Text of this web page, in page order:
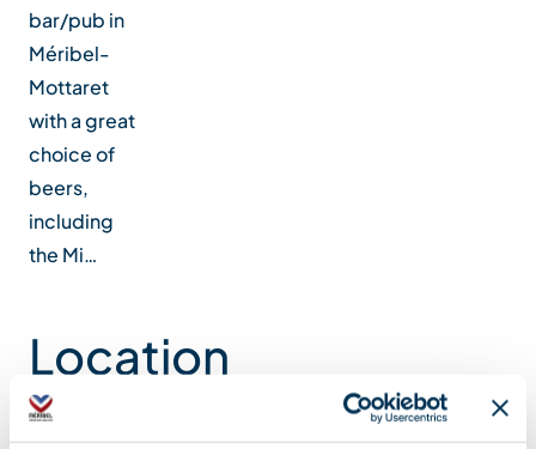
bar/pub in
Méribel-
Mottaret
with a great
choice of
beers,
including
the Mi…
Location